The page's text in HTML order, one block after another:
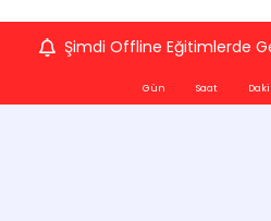
Şimdi Offline Eğitimlerde
Gün Saat